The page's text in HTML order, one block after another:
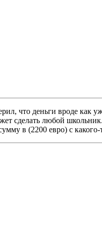
что деньги вроде как
сделать любой
в (2200 евро) с какого-